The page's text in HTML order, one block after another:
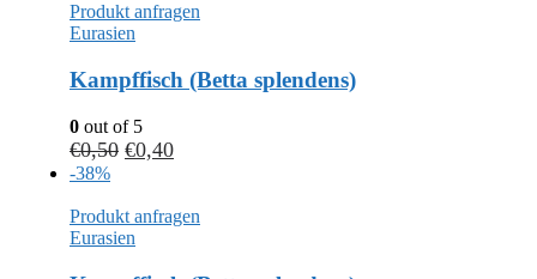
Produkt anfragen
Eurasien
Kampffisch (Betta splendens)
0 out of 5
€0,50 €0,40
-38%
Produkt anfragen
Eurasien